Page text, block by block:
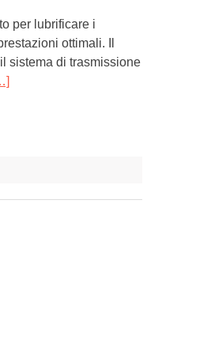
per lubrificare i
ottimali. Il
sistema di trasmissione